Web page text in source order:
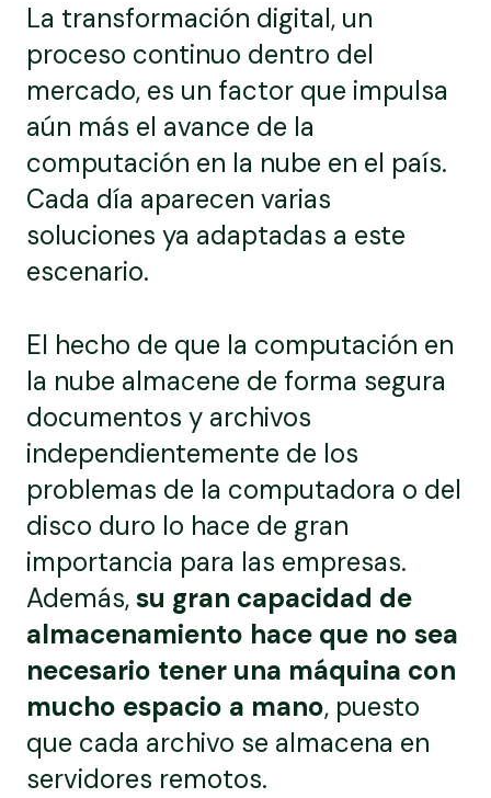
La transformación digital, un
proceso continuo dentro del
mercado, es un factor que impulsa
aún más el avance de la
computación en la nube en el país.
Cada día aparecen varias
soluciones ya adaptadas a este
escenario.
El hecho de que la computación en
la nube almacene de forma segura
documentos y archivos
independientemente de los
problemas de la computadora o del
disco duro lo hace de gran
importancia para las empresas.
Además,su gran capacidad de
almacenamiento hace que no sea
necesario tener una máquina con
mucho espacio a mano, puesto
que cada archivo se almacena en
servidores remotos.